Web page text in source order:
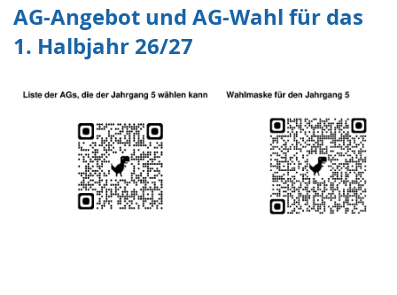
AG-Angebot und AG-Wahl für das
1. Halbjahr 26/27